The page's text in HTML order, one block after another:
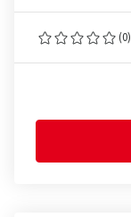
(0)